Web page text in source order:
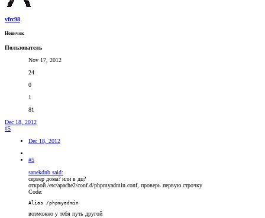
vfrc98
Новичок
Пользователь
Nov 17, 2012
24
0
1
81
Dec 18, 2012
#5
Dec 18, 2012
#5
sanekdnb said:
сервер дома? или в дц?
открой /etc/apache2/conf.d/phpmyadmin.conf, проверь первую строчку
Code:
Alias /phpmyadmin
возможно у тебя путь другой